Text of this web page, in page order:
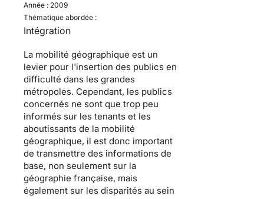
Année : 2009
Thématique abordée :
Intégration
La mobilité géographique est un
levier pour l'insertion des publics en
difficulté dans les grandes
métropoles. Cependant, les publics
concernés ne sont que trop peu
informés sur les tenants et les
aboutissants de la mobilité
géographique, il est donc important
de transmettre des informations de
base, non seulement sur la
géographie française, mais
également sur les disparités au sein